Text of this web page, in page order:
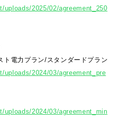
2025/02/agreement_250
電力プラン/スタンダードプラン
2024/03/agreement_pre
2024/03/agreement_min